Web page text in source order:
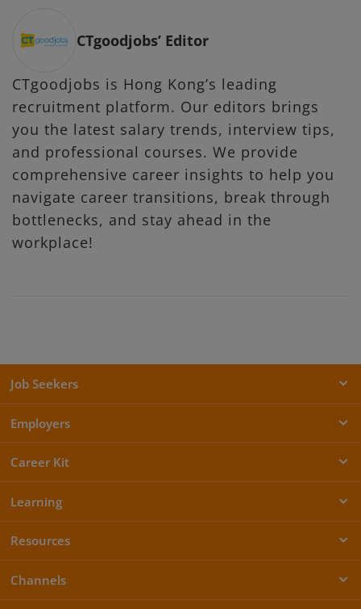
CTgoodjobs’ Editor
CTgoodjobs is Hong Kong’s leading
recruitment platform. Our editors brings
you the latest salary trends, interview tips,
and professional courses. We provide
comprehensive career insights to help you
navigate career transitions, break through
bottlenecks, and stay ahead in the
workplace!
Job Seekers
Employers
Career Kit
Learning
Resources
Channels